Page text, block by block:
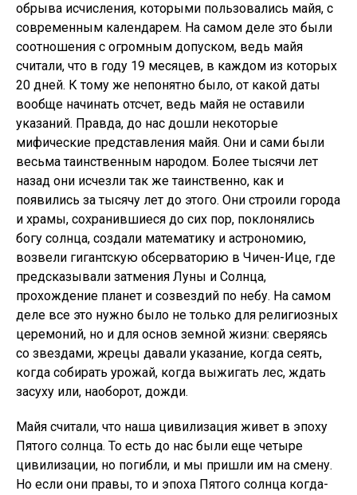
обрыва исчисления, которыми пользовались майя, с
современным календарем. На самом деле это были
соотношения с огромным допуском, ведь майя
считали, что в году 19 месяцев, в каждом из которых
20 дней. К тому же непонятно было, от какой даты
вообще начинать отсчет, ведь майя не оставили
указаний. Правда, до нас дошли некоторые
мифические представления майя. Они и сами были
весьма таинственным народом. Более тысячи лет
назад они исчезли так же таинственно, как и
появились за тысячу лет до этого. Они строили города
и храмы, сохранившиеся до сих пор, поклонялись
богу солнца, создали математику и астрономию,
возвели гигантскую обсерваторию в Чичен-Ице, где
предсказывали затмения Луны и Солнца,
прохождение планет и созвездий по небу. На самом
деле все это нужно было не только для религиозных
церемоний, но и для основ земной жизни: сверяясь
со звездами, жрецы давали указание, когда сеять,
когда собирать урожай, когда выжигать лес, ждать
засуху или, наоборот, дожди.
Майя считали, что наша цивилизация живет в эпоху
Пятого солнца. То есть до нас были еще четыре
цивилизации, но погибли, и мы пришли им на смену.
Но если они правы, то и эпоха Пятого солнца когда-